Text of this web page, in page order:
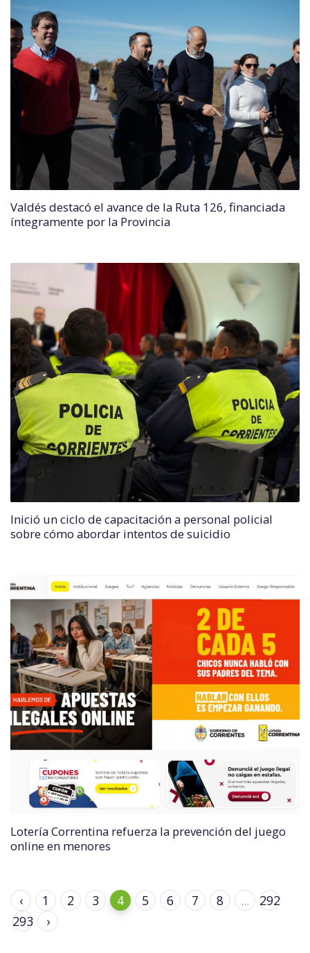
Valdés destacó el avance de la Ruta 126, financiada
íntegramente por la Provincia
Inició un ciclo de capacitación a personal policial
sobre cómo abordar intentos de suicidio
Lotería Correntina refuerza la prevención del juego
online en menores
‹ 1 2 3 4 5 6 7 8 ...
292
293
›